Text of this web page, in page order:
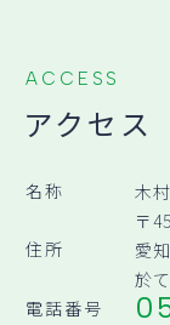
ACCESS
アクセス
名称 木
住所
〒
愛
於
電話番号